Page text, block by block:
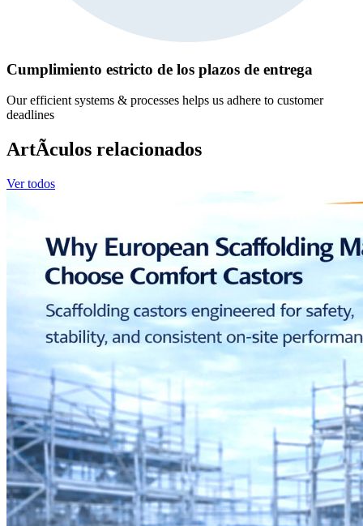
Cumplimiento estricto de los plazos de entrega
Our efficient systems & processes helps us adhere to customer
deadlines
ArtÃ­culos relacionados
Ver todos